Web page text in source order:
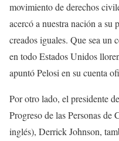
movimiento de derechos
acercó a nuestra nación a su
creados iguales. Que sea un
en todo Estados Unidos
apuntó Pelosi en su cuenta
Por otro lado, el presidente
Progreso de las Personas
inglés), Derrick Johnson,